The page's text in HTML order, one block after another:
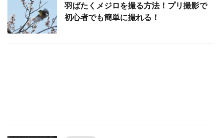
羽ばたくメジロを撮る方法！プリ撮影で
初心者でも簡単に撮れる！